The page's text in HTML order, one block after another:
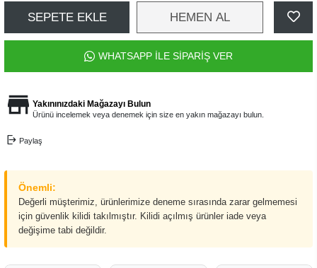
SEPETE EKLE HEMEN AL
WHATSAPP İLE SİPARİŞ VER
Yakınınızdaki Mağazayı Bulun
Ürünü incelemek veya denemek için size en yakın mağazayı bulun.
Paylaş
Önemli:
Değerli müşterimiz, ürünlerimize deneme sırasında zarar gelmemesi
için güvenlik kilidi takılmıştır. Kilidi açılmış ürünler iade veya
değişime tabi değildir.